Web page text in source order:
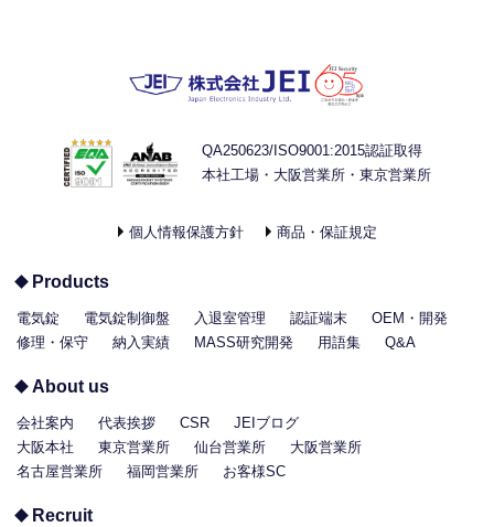
QA250623/ISO9001:2015認証取得
本社工場・大阪営業所・東京営業所
個人情報保護方針 商品・保証規定
Products
電気錠 電気錠制御盤 入退室管理 認証端末
OEM・開発
修理・保守
納入実績 MASS研究開発 用語集 Q&A
About us
会社案内 代表挨拶 CSR
JEIブログ
大阪本社
東京営業所 仙台営業所
大阪営業所
名古屋営業所
福岡営業所 お客様SC
Recruit